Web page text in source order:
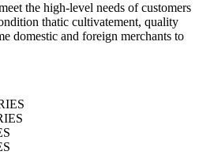
the high-level needs of customers
thatic cultivatement, quality
domestic and foreign merchants to